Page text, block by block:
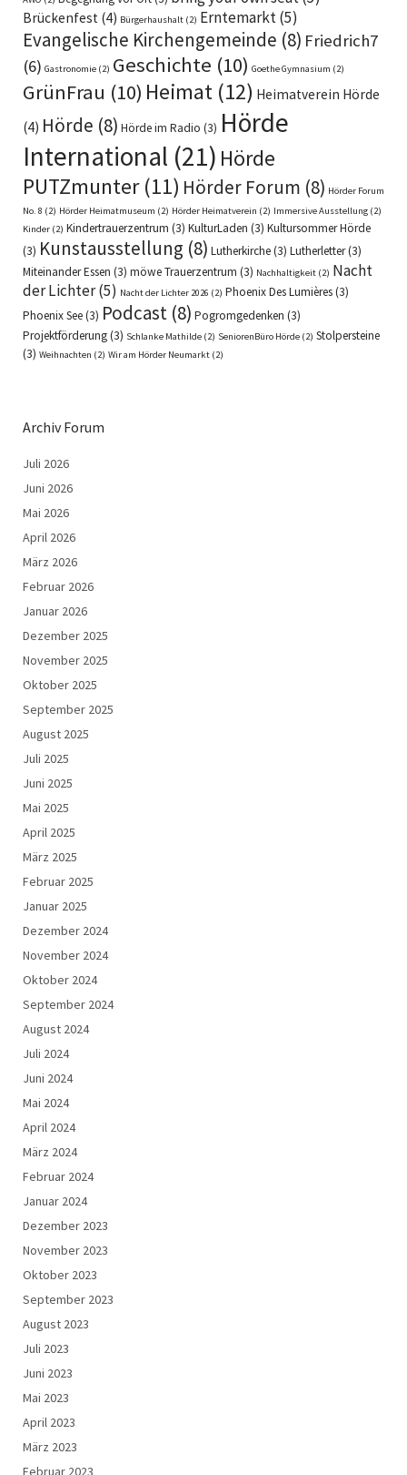
Brückenfest (4) Bürgerhaushalt (2) Erntemarkt(5)
Evangelische Kirchengemeinde (8) Friedrich7
(6) Gastronomie (2) Geschichte (10) Goethe Gymnasium (2)
GrünFrau (10) Heimat (12) Heimatverein Hörde
(4) Hörde (8) Hörde im Radio (3) Hörde
International (21) Hörde
PUTZmunter(11) Hörder Forum (8) Hörder Forum
No. 8 (2) Hörder Heimatmuseum (2) Hörder Heimatverein (2) Immersive Ausstellung (2)
Kinder (2) Kindertrauerzentrum (3) KulturLaden (3) Kultursommer Hörde
(3) Kunstausstellung (8) Lutherkirche(3) Lutherletter(3)
Miteinander Essen (3) möwe Trauerzentrum (3) Nachhaltigkeit (2) Nacht
der Lichter(5) Nacht der Lichter 2026 (2) Phoenix Des Lumières(3)
Phoenix See(3) Podcast (8) Pogromgedenken (3)
Projektförderung(3) Schlanke Mathilde (2) SeniorenBüro Hörde (2) Stolpersteine
(3) Weihnachten (2) Wir am Hörder Neumarkt (2)
Archiv Forum
Juli 2026
Juni 2026
Mai 2026
April 2026
März 2026
Februar 2026
Januar 2026
Dezember 2025
November 2025
Oktober 2025
September 2025
August 2025
Juli 2025
Juni 2025
Mai 2025
April 2025
März 2025
Februar 2025
Januar 2025
Dezember 2024
November 2024
Oktober 2024
September 2024
August 2024
Juli 2024
Juni 2024
Mai 2024
April 2024
März 2024
Februar 2024
Januar 2024
Dezember 2023
November 2023
Oktober 2023
September 2023
August 2023
Juli 2023
Juni 2023
Mai 2023
April 2023
März 2023
Februar 2023